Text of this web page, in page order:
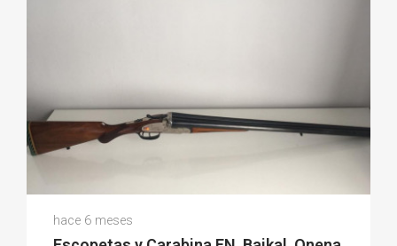
hace 6 meses